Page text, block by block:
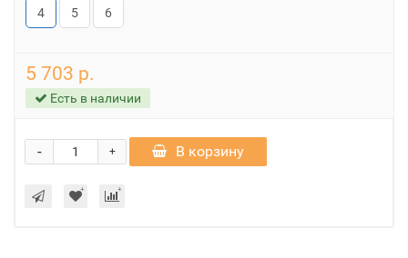
4
5 6
5 703 р.
Есть в наличии
+
- В корзину